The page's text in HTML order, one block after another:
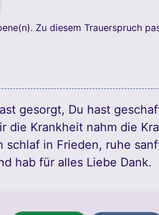
Zu diesem Trauerspruch
gesorgt, Du hast
die Krankheit nahm die
schlaf in Frieden, ruhe
hab für alles Liebe Dank.